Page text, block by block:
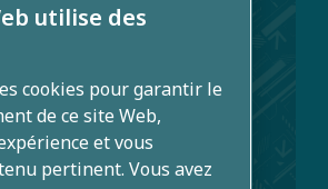
NV
utilise des
cookies pour garantir le
de ce site Web,
et vous
pertinent. Vous avez